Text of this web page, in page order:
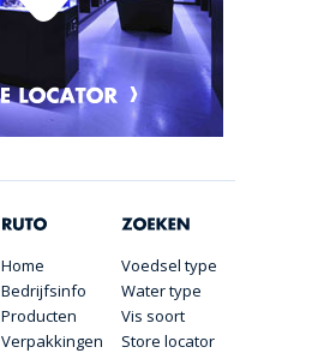
Home
Bedrijfsinfo
Producten
Verpakkingen
Voedsel type
Water type
Vis soort
Store locator